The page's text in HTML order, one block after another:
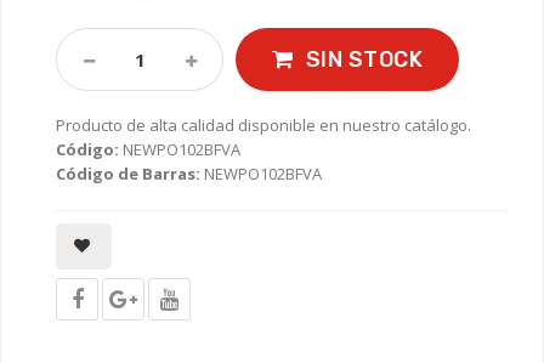
SIN STOCK
Producto de alta calidad disponible en nuestro catálogo.
Código: NEWPO102BFVA
Código de Barras: NEWPO102BFVA